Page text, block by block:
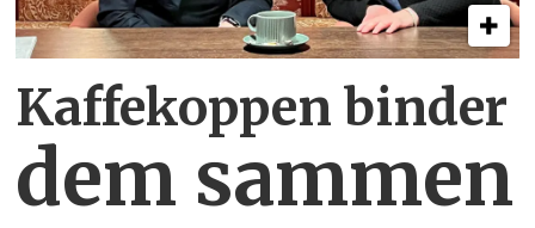
Kaffekoppen binder
dem sammen